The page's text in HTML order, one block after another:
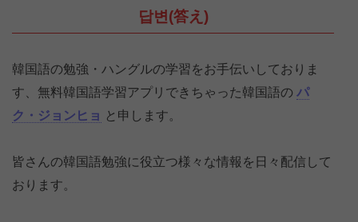
답변(答え)
韓国語の勉強・ハングルの学習をお手伝いしておりま
す、無料韓国語学習アプリできちゃった韓国語の パ
ク・ジョンヒョ と申します。
皆さんの韓国語勉強に役立つ様々な情報を日々配信して
おります。